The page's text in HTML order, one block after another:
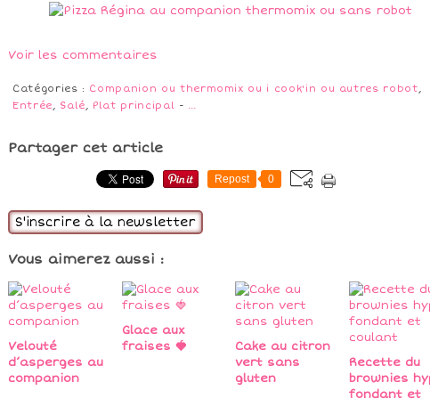
Voir les commentaires
Catégories : Companion ou thermomix ou i cook'in ou autres robot,
Entrée, Salé, Plat principal - …
Partager cet article
Repost 0
S'inscrire à la newsletter
Vous aimerez aussi :
Velouté
d’asperges au
companion
Glace aux
fraises 🍓
Cake au citron
vert sans
gluten
Recette du
brownies
fondant et